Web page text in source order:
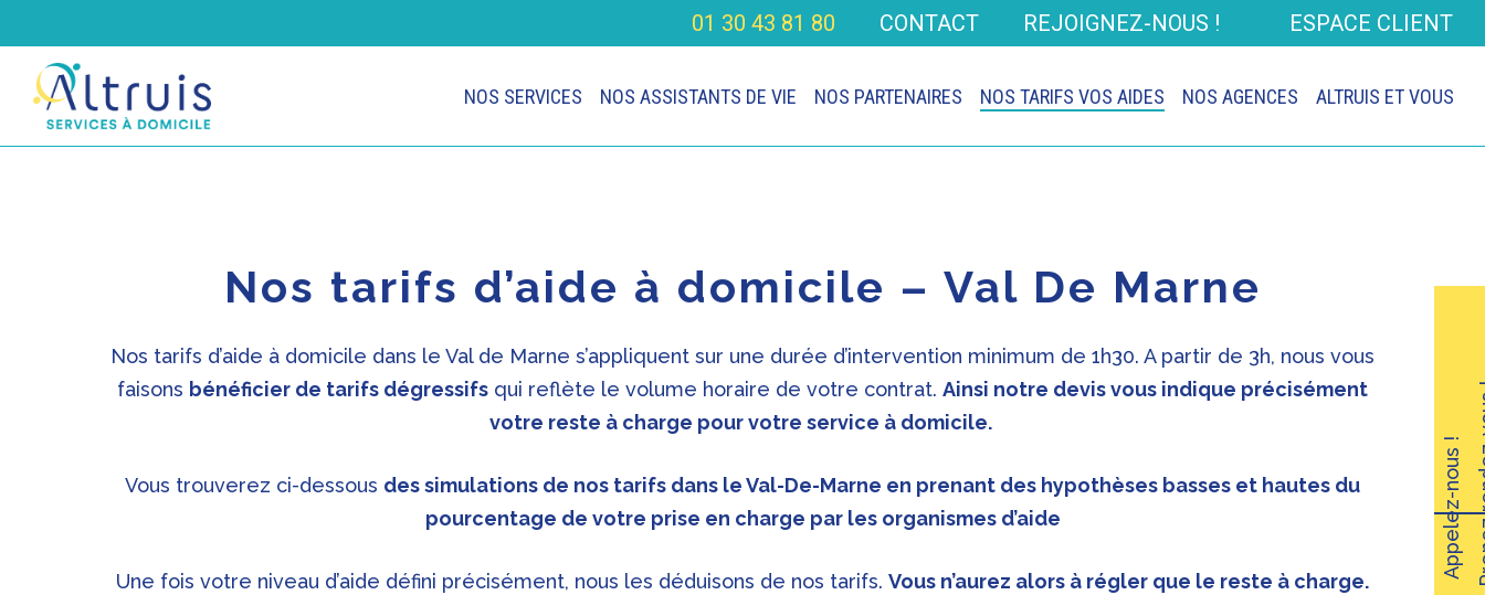
to
main
content
01 30 43 81 80 CONTACT REJOIGNEZ-NOUS ! ESPACE CLIENT
NOS SERVICES NOS ASSISTANTS DE VIE NOS PARTENAIRES NOS TARIFS VOS AIDES NOS AGENCES ALTRUIS ET VOUS
Nos tarifs d’aide à domicile – Val De Marne
Nos tarifs d’aide à domicile dans le Val de Marne s’appliquent sur une durée d’intervention minimum de 1h30. A partir de 3h, nous vous
faisons bénéficier de tarifs dégressifs qui reflète le volume horaire de votre contrat. Ainsi notre devis vous indique précisément
votre reste à charge pour votre service à domicile.
Vous trouverez ci-dessous des simulations de nos tarifs dans le Val-De-Marne en prenant des hypothèses basses et hautes du
pourcentage de votre prise en charge par les organismes d’aide
Une fois votre niveau d’aide défini précisément, nous les déduisons de nos tarifs. Vous n’aurez alors à régler que le reste à charge.
Appelez-nous !